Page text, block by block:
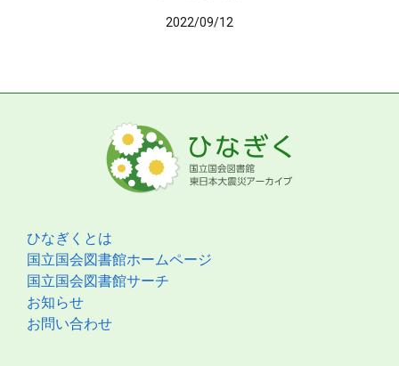
2022/09/12
ひなぎくとは
国立国会図書館ホームページ
国立国会図書館サーチ
お知らせ
お問い合わせ